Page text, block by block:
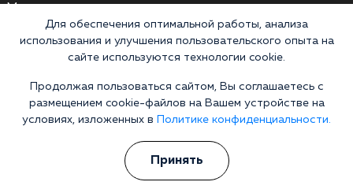
Выездные бригады работают круглосуточно
проспект Семашко, 7
Выездные бригады работают круглосуточно
Горячая линия 24/7
Мы принимаем к оплате
Карты МИР Наличные
Для обеспечения оптимальной работы, анализа
использования и улучшения пользовательского опыта на
сайте используются технологии cookie.
Продолжая пользоваться сайтом, Вы соглашаетесь с
размещением cookie-файлов на Вашем устройстве на
условиях, изложенных в
Политике конфиденциальности.
Принять